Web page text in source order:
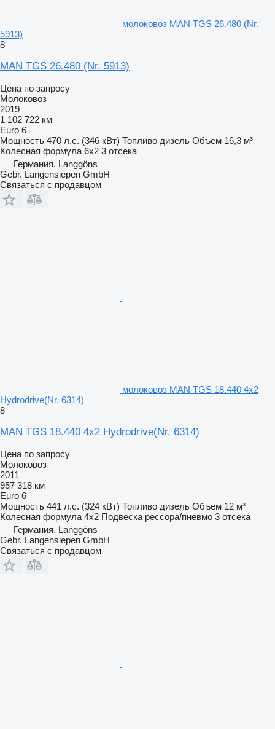
молоковоз MAN TGS 26.480 (Nr.
5913)
8
MAN TGS 26.480 (Nr. 5913)
Цена по запросу
Молоковоз
2019
1 102 722 км
Euro 6
Мощность 470 л.с. (346 кВт) Топливо дизель Объем 16,3 м³
Колесная формула 6x2 3 отсека
Германия, Langgöns
Gebr. Langensiepen GmbH
Связаться с продавцом
молоковоз MAN TGS 18.440 4x2
Hydrodrive(Nr. 6314)
8
MAN TGS 18.440 4x2 Hydrodrive(Nr. 6314)
Цена по запросу
Молоковоз
2011
957 318 км
Euro 6
Мощность 441 л.с. (324 кВт) Топливо дизель Объем 12 м³
Колесная формула 4x2 Подвеска рессора/пневмо 3 отсека
Германия, Langgöns
Gebr. Langensiepen GmbH
Связаться с продавцом